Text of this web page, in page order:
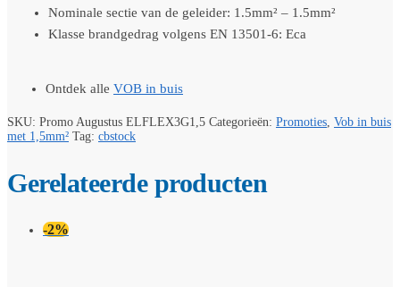
Nominale sectie van de geleider: 1.5mm² – 1.5mm²
Klasse brandgedrag volgens EN 13501-6: Eca
Ontdek alle VOB in buis
SKU: Promo Augustus ELFLEX3G1,5 Categorieën: Promoties, Vob in buis
met 1,5mm² Tag: cbstock
Gerelateerde producten
-2%